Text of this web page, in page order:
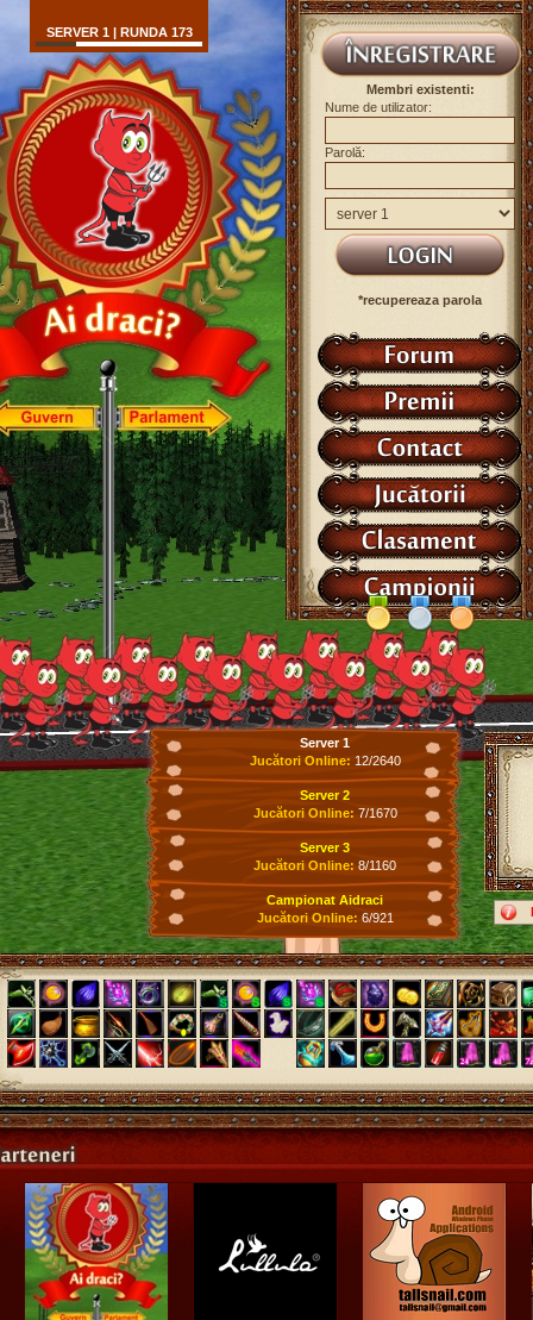
SERVER 1 | RUNDA 173
Membri existenti:
Nume de utilizator:
Parolă:
*recupereaza parola
Server 1
Jucători Online: 12/2640
Server 2
Jucători Online: 7/1670
Server 3
Jucători Online: 8/1160
Campionat Aidraci
Jucători Online: 6/921